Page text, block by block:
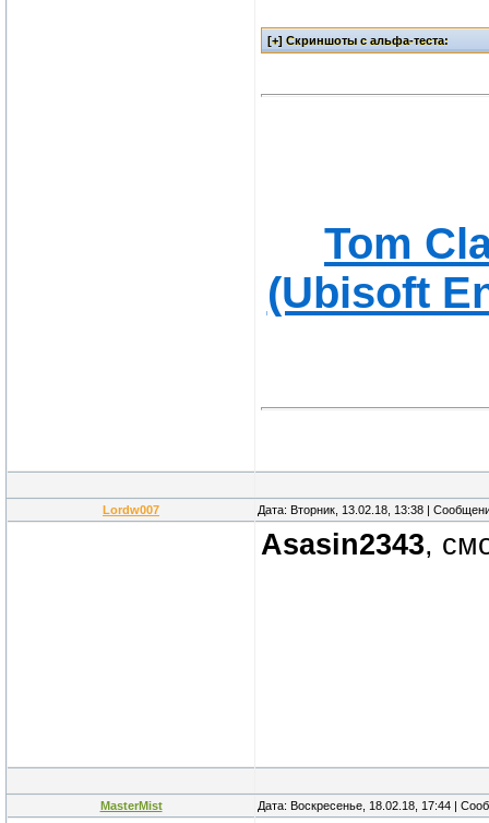
Tom
(Ubisoft
Lordw007 Дата: Вторник, 13.02.18, 13:38 |
Asasin2343,
MasterMist Дата: Воскресенье, 18.02.18, 17:44 |